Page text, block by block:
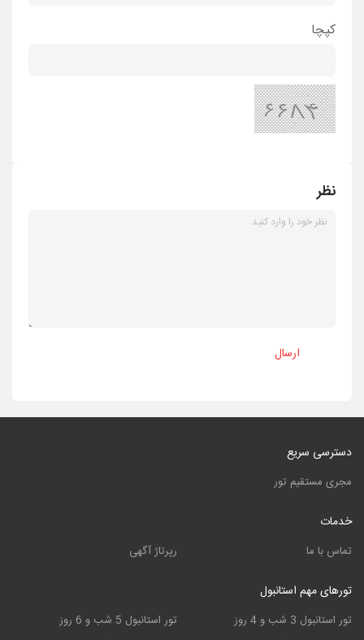
کپچا
نظر
ارسال
دسترسی سریع
مجری مستقیم تور
خدمات
تماس با ما رپرتاژ آگهی
تورهای مهم استانبول
تور استانبول 3 شب و 4 روز
تور استانبول 5 شب و 6 روز